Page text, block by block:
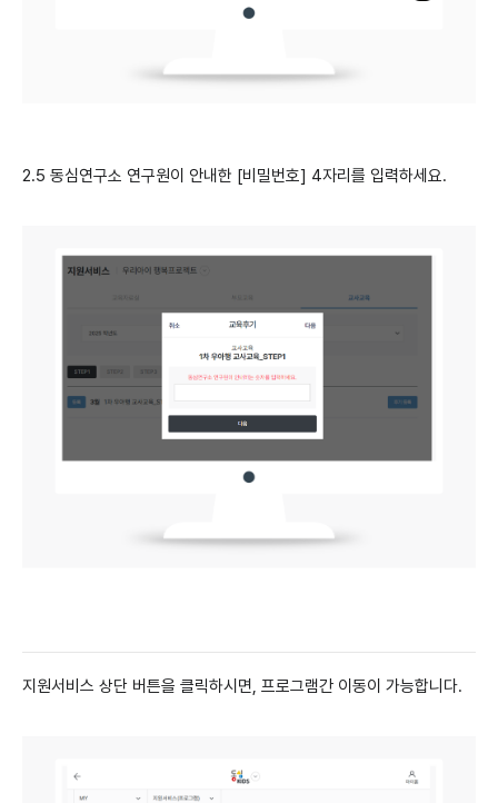
2.5 동심연구소 연구원이 안내한 [비밀번호] 4자리를 입력하세요.
지원서비스 상단 버튼을 클릭하시면, 프로그램간 이동이 가능합니다.